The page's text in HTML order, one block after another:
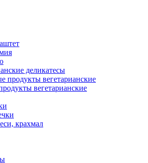
деликатесы
продукты вегетарианские
вегетарианские
крахмал